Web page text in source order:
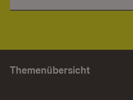
Themenübersicht